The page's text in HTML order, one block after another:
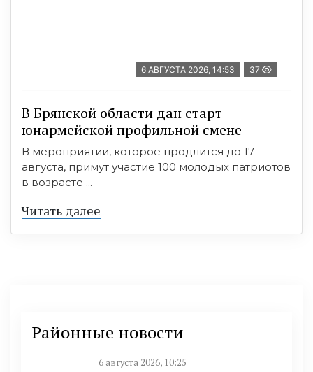
6 АВГУСТА 2026, 14:53 37
В Брянской области дан старт
юнармейской профильной смене
В мероприятии, которое продлится до 17
августа, примут участие 100 молодых патриотов
в возрасте ...
Читать далее
Районные новости
6 августа 2026, 10:25